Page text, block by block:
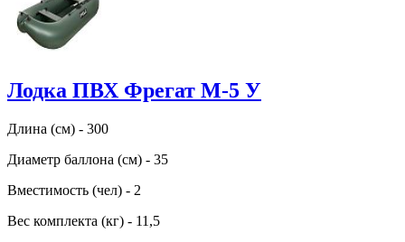
Лодка ПВХ Фрегат М-5 У
Длина (см) - 300
Диаметр баллона (см) - 35
Вместимость (чел) - 2
Вес комплекта (кг) - 11,5